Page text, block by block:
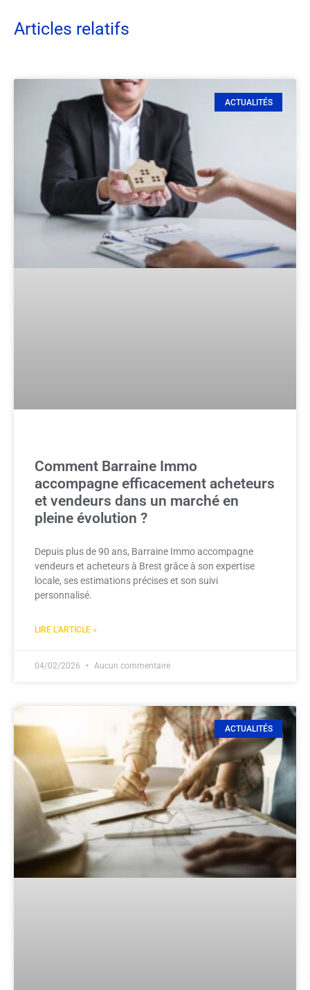
Articles relatifs
ACTUALITÉS
Comment Barraine Immo
accompagne efficacement acheteurs
et vendeurs dans un marché en
pleine évolution ?
Depuis plus de 90 ans, Barraine Immo accompagne
vendeurs et acheteurs à Brest grâce à son expertise
locale, ses estimations précises et son suivi
personnalisé.
LIRE L'ARTICLE »
04/02/2026 Aucun commentaire
ACTUALITÉS